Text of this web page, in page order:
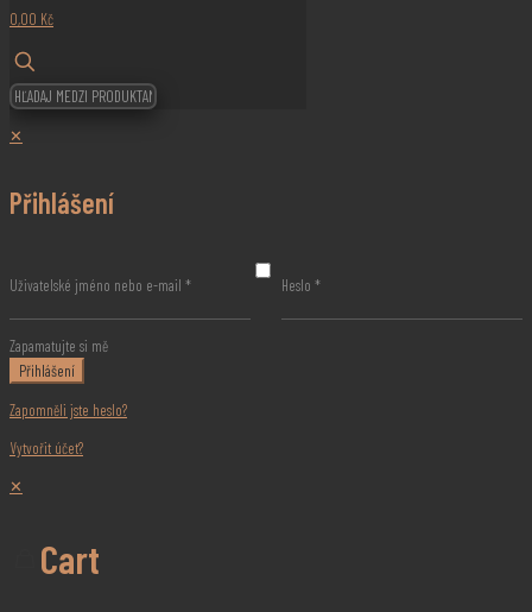
0,00 Kč
✕
Přihlášení
Uživatelské jméno nebo e-mail * Heslo *
Zapamatujte si mě
Přihlášení
Zapomněli jste heslo?
Vytvořit účet?
✕
Cart